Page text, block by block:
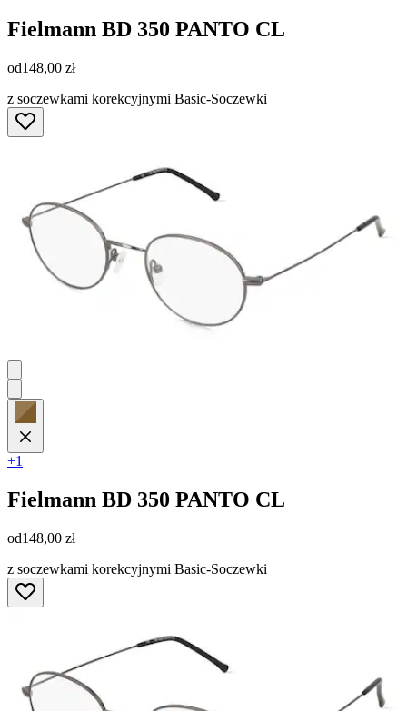
Fielmann BD 350 PANTO CL
od148,00 zł
z soczewkami korekcyjnymi Basic-Soczewki
+1
Fielmann BD 350 PANTO CL
od148,00 zł
z soczewkami korekcyjnymi Basic-Soczewki